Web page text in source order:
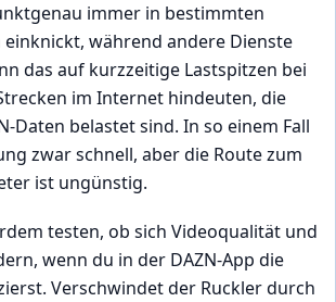
immer in bestimmten
während andere Dienste
das auf kurzzeitige Lastspitzen bei
im Internet hindeuten, die
Daten belastet sind. In so einem Fall
zwar schnell, aber die Route zum
ist ungünstig.
testen, ob sich Videoqualität und
wenn du in der DAZN-App die
Verschwindet der Ruckler durch